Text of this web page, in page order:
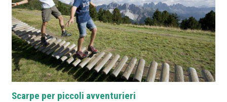
Scarpe per piccoli avventurieri